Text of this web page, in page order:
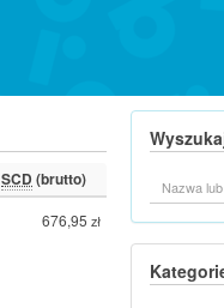
SCD (brutto)
676,95 zł